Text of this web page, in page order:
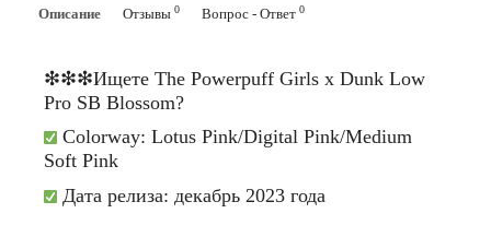
Описание Отзывы 0 Вопрос - Ответ 0
❇❇❇Ищете The Powerpuff Girls x Dunk Low
Pro SB Blossom?
Colorway: Lotus Pink/Digital Pink/Medium
Soft Pink
Дата релиза: декабрь 2023 года